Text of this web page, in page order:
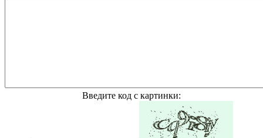
Введите код с картинки: